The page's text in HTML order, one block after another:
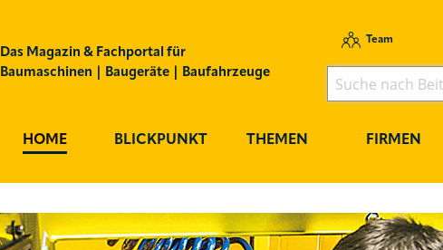
Das Magazin & Fachportal für
Baumaschinen | Baugeräte | Baufahrzeuge
Team
HOME BLICKPUNKT THEMEN FIRMEN